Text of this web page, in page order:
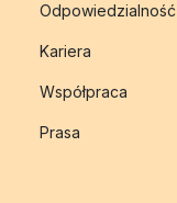
Odpowiedzialność
Kariera
Współpraca
Prasa